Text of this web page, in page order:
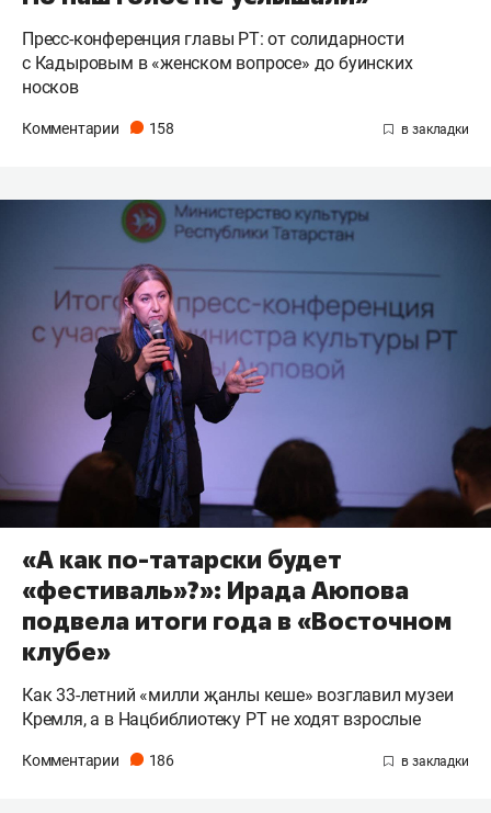
Пресс-конференция главы РТ: от солидарности
с Кадыровым в «женском вопросе» до буинских
носков
Комментарии 158
«А как по-татарски будет
«фестиваль»?»: Ирада Аюпова
подвела итоги года в «Восточном
клубе»
Как 33-летний «милли җанлы кеше» возглавил музеи
Кремля, а в Нацбиблиотеку РТ не ходят взрослые
Комментарии 186